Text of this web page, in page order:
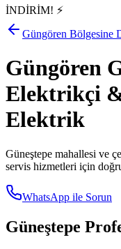
İNDİRİM! ⚡
Güngören Bölgesine
Güngören
Elektrikçi
Elektrik
Güneştepe mahallesi ve
servis hizmetleri için
WhatsApp ile Sorun
Güneştepe